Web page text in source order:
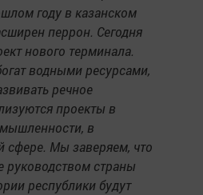
году в казанском
перрон. Сегодня
нового терминала.
водными ресурсами,
речное
проекты в
в
сфере. Мы заверяем, что
руководством страны
республики будут